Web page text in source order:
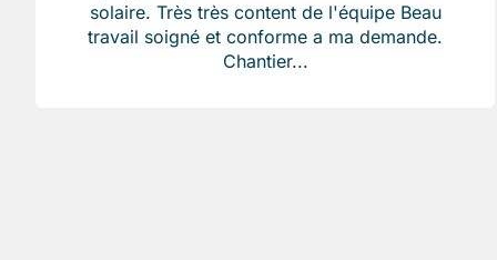
solaire. Très très content de l'équipe Beau
travail soigné et conforme a ma demande.
Chantier...